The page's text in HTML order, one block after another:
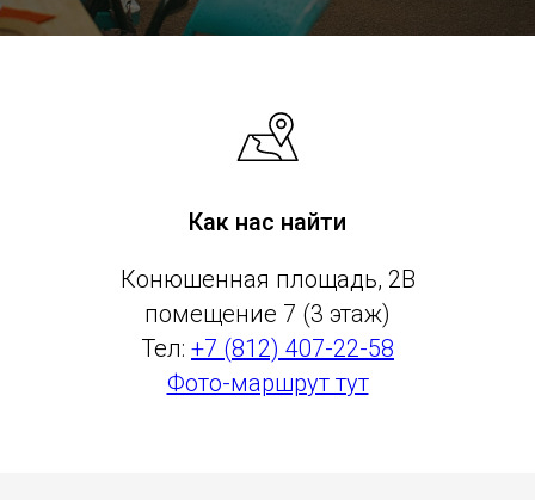
Как нас найти
Конюшенная площадь, 2В
помещение 7 (3 этаж)
Тел: +7 (812) 407-22-58
Фото-маршрут тут